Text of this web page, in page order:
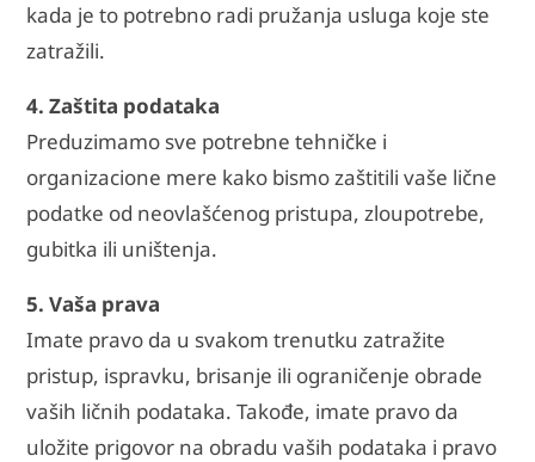
kada je to potrebno radi pružanja usluga koje ste
zatražili.
4. Zaštita podataka
Preduzimamo sve potrebne tehničke i
organizacione mere kako bismo zaštitili vaše lične
podatke od neovlašćenog pristupa, zloupotrebe,
gubitka ili uništenja.
5. Vaša prava
Imate pravo da u svakom trenutku zatražite
pristup, ispravku, brisanje ili ograničenje obrade
vaših ličnih podataka. Takođe, imate pravo da
uložite prigovor na obradu vaših podataka i pravo